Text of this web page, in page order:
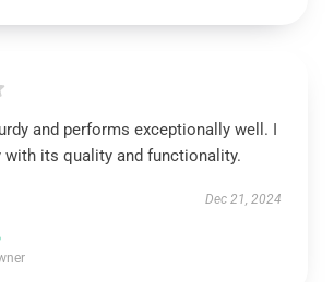
and performs exceptionally well. I
with its quality and functionality.
Dec 21, 2024